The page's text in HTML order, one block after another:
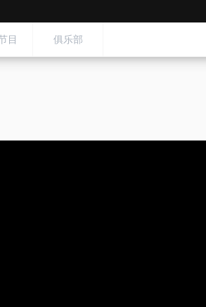
目 俱乐部